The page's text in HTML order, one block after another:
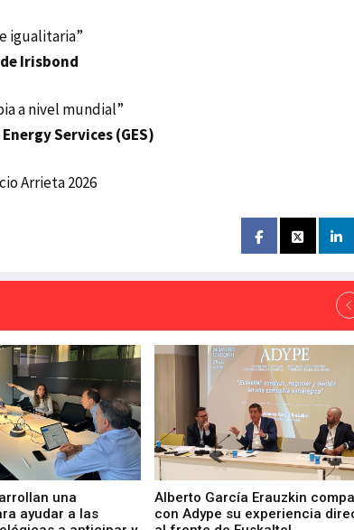
igualitaria”
Irisbond
a nivel mundial”
Services (GES)
Arrieta 2026
una
ayudar a las
Alberto García Erauzkin
con Adype su experiencia